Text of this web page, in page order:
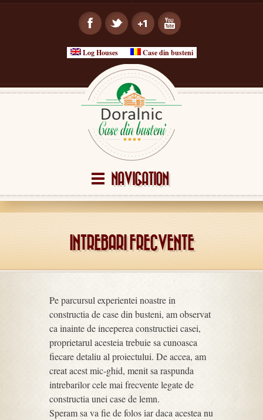
Log Houses Case din busteni
NAVIGATION
INTREBARI FRECVENTE
Pe parcursul experientei noastre in
constructia de case din busteni, am observat
ca inainte de inceperea constructiei casei,
proprietarul acesteia trebuie sa cunoasca
fiecare detaliu al proiectului. De accea, am
creat acest mic-ghid, menit sa raspunda
intrebarilor cele mai frecvente legate de
constructia unei case de lemn.
Speram sa va fie de folos iar daca acestea nu